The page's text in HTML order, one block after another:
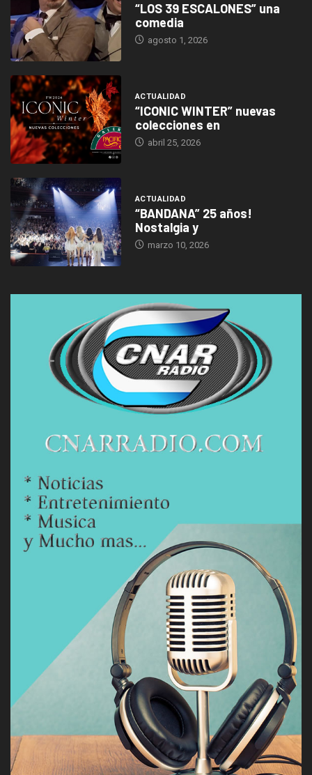
“LOS 39 ESCALONES” una
comedia
agosto 1, 2026
ACTUALIDAD
“ICONIC WINTER” nuevas
colecciones en
abril 25, 2026
ACTUALIDAD
“BANDANA” 25 años!
Nostalgia y
marzo 10, 2026